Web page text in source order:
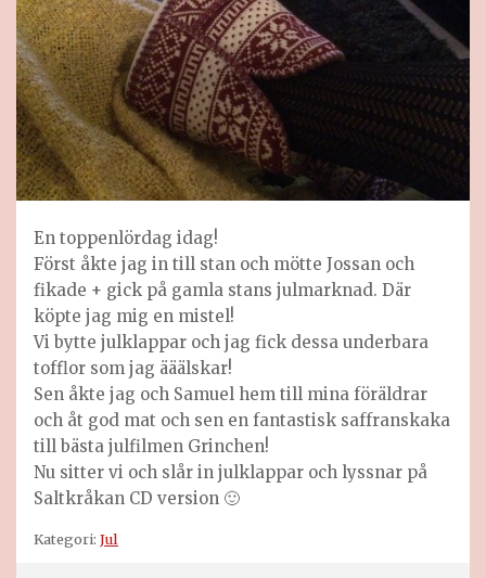
En toppenlördag idag!
Först åkte jag in till stan och mötte Jossan och
fikade + gick på gamla stans julmarknad. Där
köpte jag mig en mistel!
Vi bytte julklappar och jag fick dessa underbara
tofflor som jag ääälskar!
Sen åkte jag och Samuel hem till mina föräldrar
och åt god mat och sen en fantastisk saffranskaka
till bästa julfilmen Grinchen!
Nu sitter vi och slår in julklappar och lyssnar på
Saltkråkan CD version 🙂
Kategori: Jul